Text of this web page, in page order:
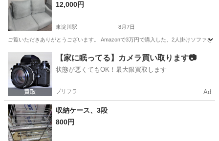
12,000円
東淀川駅 8月7日
ご覧いただきありがとうございます。 Amazonで3万円で購入した、2人掛けソファ
大阪市 東淀川駅 ソファ
【家に眠ってる】カメラ買い取ります📷
状態が悪くてもOK！最大限買取します
プリフラ Ad
収納ケース、3段
800円